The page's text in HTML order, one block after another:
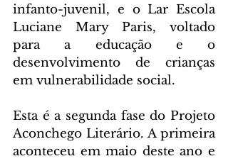
infanto-juvenil, e o Lar Escola
Luciane Mary Paris, voltado
para a educação e o
desenvolvimento de crianças
em vulnerabilidade social.
Esta é a segunda fase do Projeto
Aconchego Literário. A primeira
aconteceu em maio deste ano e